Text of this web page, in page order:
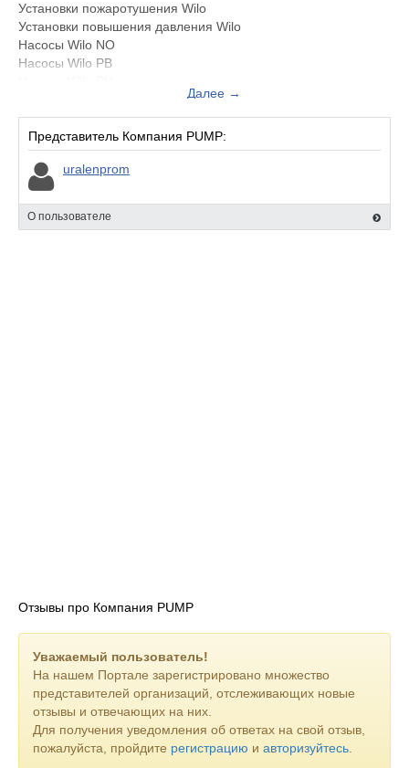
Установки пожаротушения Wilo
Установки повышения давления Wilo
Насосы Wilo NO
Насосы Wilo PB
Запасные части для насосов Wilo
Далее →
Представитель Компания PUMP:
uralenprom
О пользователе
Отзывы про Компания PUMP
Уважаемый пользователь!
На нашем Портале зарегистрировано множество
представителей организаций, отслеживающих новые
отзывы и отвечающих на них.
Для получения уведомления об ответах на свой отзыв,
пожалуйста, пройдите регистрацию и авторизуйтесь